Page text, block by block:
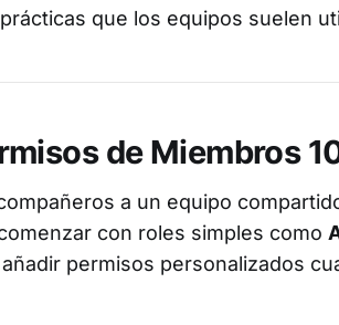
que los equipos suelen
de Miembros
a un equipo
con roles simples como
permisos personalizados